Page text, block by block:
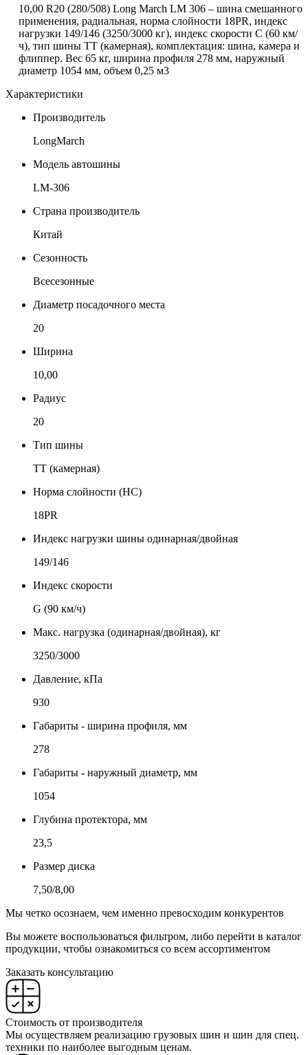
10,00 R20 (280/508) Long March LM 306 – шина смешанного
применения, радиальная, норма слойности 18PR, индекс
нагрузки 149/146 (3250/3000 кг), индекс скорости С (60 км/
ч), тип шины ТТ (камерная), комплектация: шина, камера и
флиппер. Вес 65 кг, ширина профиля 278 мм, наружный
диаметр 1054 мм, объем 0,25 м3
Характеристики
Производитель
LongMarch
Модель автошины
LM-306
Страна производитель
Китай
Сезонность
Всесезонные
Диаметр посадочного места
20
Ширина
10,00
Радиус
20
Тип шины
TT (камерная)
Норма слойности (НС)
18PR
Индекс нагрузки шины одинарная/двойная
149/146
Индекс скорости
G (90 км/ч)
Макс. нагрузка (одинарная/двойная), кг
3250/3000
Давление, кПа
930
Габариты - ширина профиля, мм
278
Габариты - наружный диаметр, мм
1054
Глубина протектора, мм
23,5
Размер диска
7,50/8,00
Мы четко осознаем, чем именно превосходим конкурентов
Вы можете воспользоваться фильтром, либо перейти в каталог
продукции, чтобы ознакомиться со всем ассортиментом
Заказать консультацию
Стоимость от производителя
Мы осуществляем реализацию грузовых шин и шин для спец.
техники по наиболее выгодным ценам.